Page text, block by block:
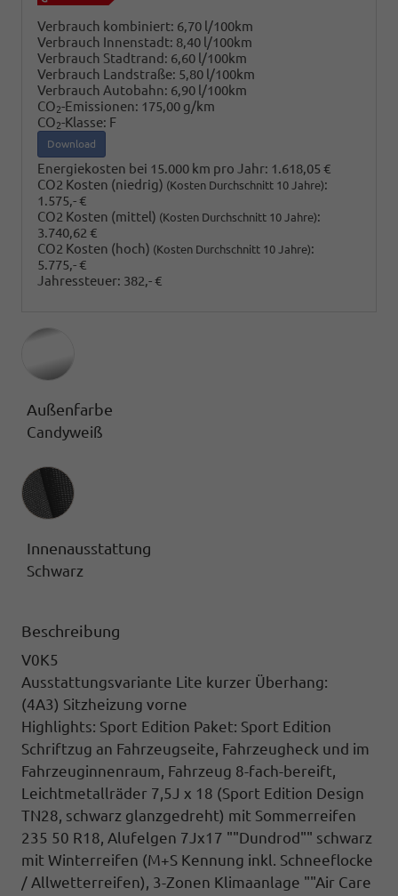
Verbrauch kombiniert: 6,70 l/100km
Verbrauch Innenstadt: 8,40 l/100km
Verbrauch Stadtrand: 6,60 l/100km
Verbrauch Landstraße: 5,80 l/100km
Verbrauch Autobahn: 6,90 l/100km
CO2-Emissionen: 175,00 g/km
CO2-Klasse: F
Download
Energiekosten bei 15.000 km pro Jahr: 1.618,05 €
CO2 Kosten (niedrig) (Kosten Durchschnitt 10 Jahre):
1.575,- €
CO2 Kosten (mittel) (Kosten Durchschnitt 10 Jahre):
3.740,62 €
CO2 Kosten (hoch) (Kosten Durchschnitt 10 Jahre):
5.775,- €
Jahressteuer: 382,- €
Außenfarbe
Candyweiß
Innenausstattung
Innenausstattung
Schwarz
Beschreibung
V0K5
Ausstattungsvariante Lite kurzer Überhang:
(4A3) Sitzheizung vorne
Highlights: Sport Edition Paket: Sport Edition
Schriftzug an Fahrzeugseite, Fahrzeugheck und im
Fahrzeuginnenraum, Fahrzeug 8-fach-bereift,
Leichtmetallräder 7,5J x 18 (Sport Edition Design
TN28, schwarz glanzgedreht) mit Sommerreifen
235 50 R18, Alufelgen 7Jx17 ""Dundrod"" schwarz
mit Winterreifen (M+S Kennung inkl. Schneeflocke
/ Allwetterreifen), 3-Zonen Klimaanlage ""Air Care